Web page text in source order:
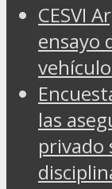
CESVI
ensayo
las
privado